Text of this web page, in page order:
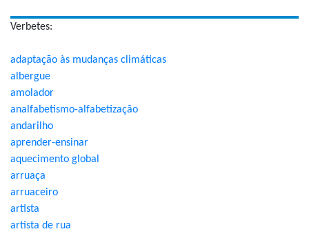
Verbetes:
adaptação às mudanças climáticas
albergue
amolador
analfabetismo-alfabetização
andarilho
aprender-ensinar
aquecimento global
arruaça
arruaceiro
artista
artista de rua